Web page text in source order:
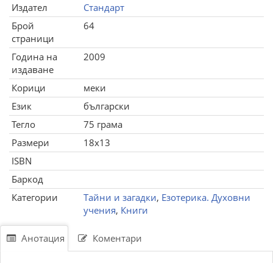
Издател
Стандарт
Брой
страници
64
Година на
издаване
2009
Корици
меки
Език
български
Тегло
75 грама
Размери
18x13
ISBN
Баркод
Категории
Тайни и загадки, Езотерика. Духовни
учения, Книги
Анотация Коментари